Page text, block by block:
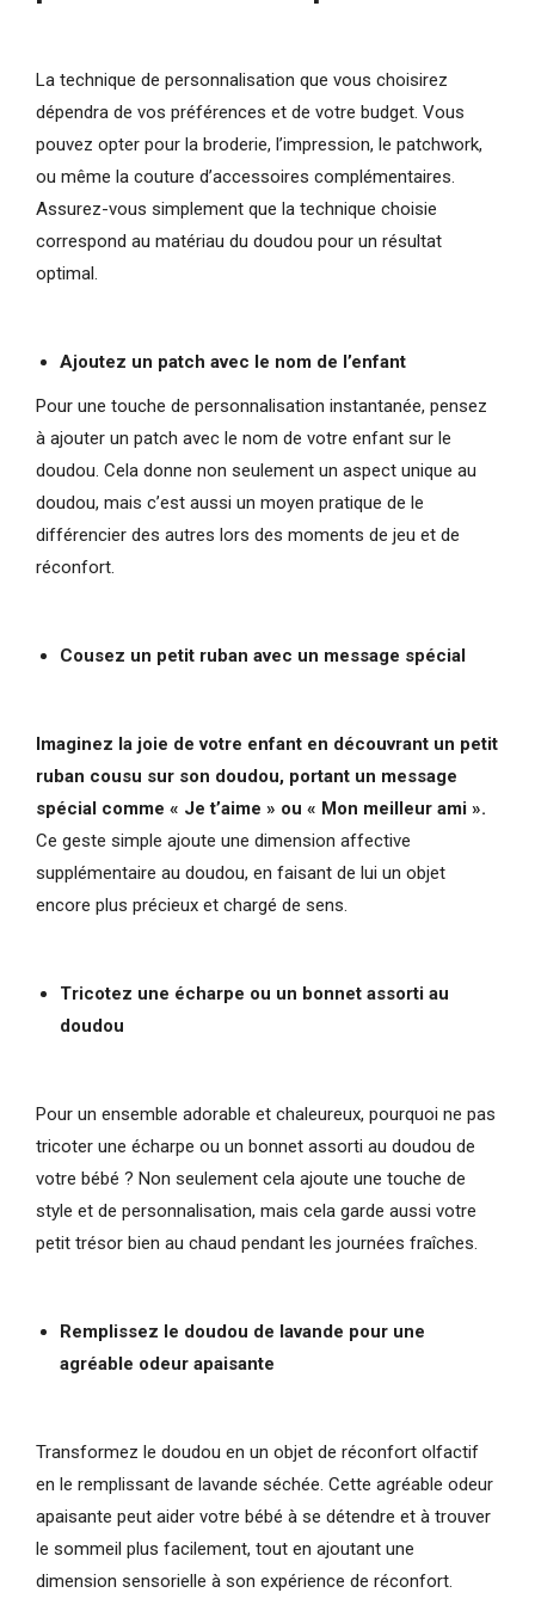
La technique de personnalisation que vous choisirez
dépendra de vos préférences et de votre budget. Vous
pouvez opter pour la broderie, l’impression, le patchwork,
ou même la couture d’accessoires complémentaires.
Assurez-vous simplement que la technique choisie
correspond au matériau du doudou pour un résultat
optimal.
Ajoutez un patch avec le nom de l’enfant
Pour une touche de personnalisation instantanée, pensez
à ajouter un patch avec le nom de votre enfant sur le
doudou. Cela donne non seulement un aspect unique au
doudou, mais c’est aussi un moyen pratique de le
différencier des autres lors des moments de jeu et de
réconfort.
Cousez un petit ruban avec un message spécial
Imaginez la joie de votre enfant en découvrant un petit
ruban cousu sur son doudou, portant un message
spécial comme « Je t’aime » ou « Mon meilleur ami ».
Ce geste simple ajoute une dimension affective
supplémentaire au doudou, en faisant de lui un objet
encore plus précieux et chargé de sens.
Tricotez une écharpe ou un bonnet assorti au
doudou
Pour un ensemble adorable et chaleureux, pourquoi ne pas
tricoter une écharpe ou un bonnet assorti au doudou de
votre bébé ? Non seulement cela ajoute une touche de
style et de personnalisation, mais cela garde aussi votre
petit trésor bien au chaud pendant les journées fraîches.
Remplissez le doudou de lavande pour une
agréable odeur apaisante
Transformez le doudou en un objet de réconfort olfactif
en le remplissant de lavande séchée. Cette agréable odeur
apaisante peut aider votre bébé à se détendre et à trouver
le sommeil plus facilement, tout en ajoutant une
dimension sensorielle à son expérience de réconfort.